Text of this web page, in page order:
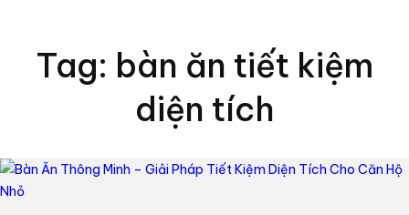
Tag: bàn ăn tiết kiệm
diện tích